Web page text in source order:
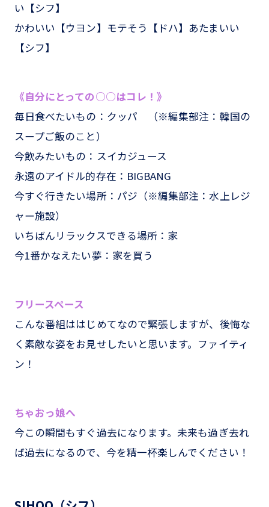
い【シフ】
かわいい【ウヨン】モテそう【ドハ】あたまいい
【シフ】
《自分にとっての○○はコレ！》
毎日食べたいもの：クッパ （※編集部注：韓国の
スープご飯のこと）
今飲みたいもの：スイカジュース
永遠のアイドル的存在：BIGBANG
今すぐ行きたい場所：パジ（※編集部注：水上レジ
ャー施設）
いちばんリラックスできる場所：家
今1番かなえたい夢：家を買う
フリースペース
こんな番組ははじめてなので緊張しますが、後悔な
く素敵な姿をお見せしたいと思います。ファイティ
ン！
ちゃおっ娘へ
今この瞬間もすぐ過去になります。未来も過ぎ去れ
ば過去になるので、今を精一杯楽しんでください！